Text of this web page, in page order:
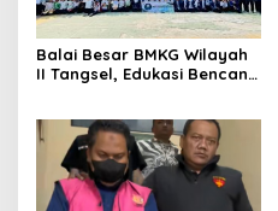
Balai Besar BMKG Wilayah
II Tangsel, Edukasi Bencana
23